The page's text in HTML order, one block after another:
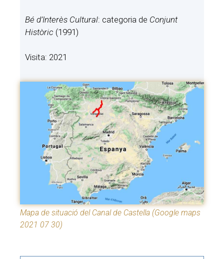
Bé d’Interès Cultural: categoria de Conjunt
Històric (1991)
Visita: 2021
Mapa de situació del Canal de Castella (Google maps
2021 07 30)